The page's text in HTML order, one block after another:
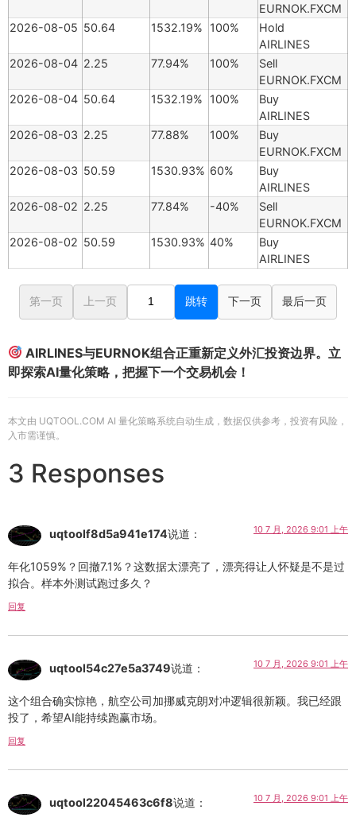
EURNOK.FXCM
2026-08-05 50.64 1532.19% 100%
Hold
AIRLINES
2026-08-04 2.25 77.94% 100%
Sell
EURNOK.FXCM
2026-08-04 50.64 1532.19% 100%
Buy
AIRLINES
2026-08-03 2.25 77.88% 100%
Buy
EURNOK.FXCM
2026-08-03 50.59 1530.93% 60%
Buy
AIRLINES
2026-08-02 2.25 77.84% -40%
Sell
EURNOK.FXCM
2026-08-02 50.59 1530.93% 40%
Buy
AIRLINES
第一页 上一页 跳转 下一页 最后一页
AIRLINES与EURNOK组合正重新定义外汇投资边界。立
即探索AI量化策略，把握下一个交易机会！
本文由 UQTOOL.COM AI 量化策略系统自动生成，数据仅供参考，投资有风险，
入市需谨慎。
3 Responses
uqtoolf8d5a941e174说道： 10 7 月, 2026 9:01 上午
年化1059%？回撤7.1%？这数据太漂亮了，漂亮得让人怀疑是不是过
拟合。样本外测试跑过多久？
回复
uqtool54c27e5a3749说道： 10 7 月, 2026 9:01 上午
这个组合确实惊艳，航空公司加挪威克朗对冲逻辑很新颖。我已经跟
投了，希望AI能持续跑赢市场。
回复
uqtool22045463c6f8说道： 10 7 月, 2026 9:01 上午